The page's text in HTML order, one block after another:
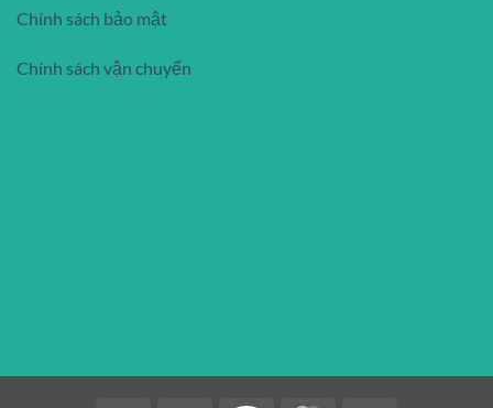
Chính sách bảo mật
Chính sách vận chuyển